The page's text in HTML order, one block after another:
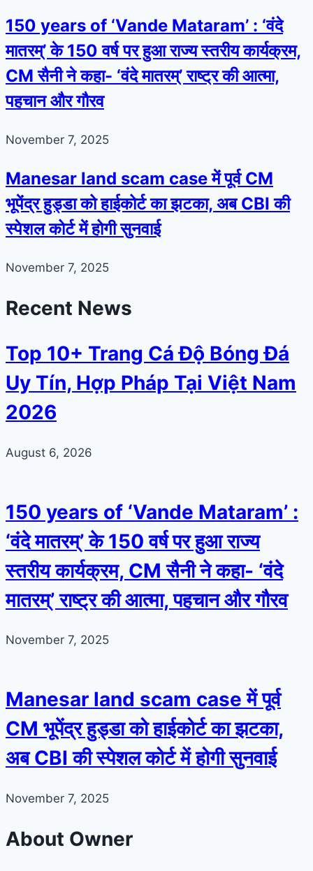
150 years of ‘Vande Mataram’ : ‘वंदे
मातरम्’ के 150 वर्ष पर हुआ राज्य स्तरीय कार्यक्रम,
CM सैनी ने कहा- ‘वंदे मातरम्’ राष्ट्र की आत्मा,
पहचान और गौरव
November 7, 2025
Manesar land scam case में पूर्व CM
भूपेंद्र हुड्डा को हाईकोर्ट का झटका, अब CBI की
स्पेशल कोर्ट में होगी सुनवाई
November 7, 2025
Recent News
Top 10+ Trang Cá Độ Bóng Đá
Uy Tín, Hợp Pháp Tại Việt Nam
2026
August 6, 2026
150 years of ‘Vande Mataram’ :
‘वंदे मातरम्’ के 150 वर्ष पर हुआ राज्य
स्तरीय कार्यक्रम, CM सैनी ने कहा- ‘वंदे
मातरम्’ राष्ट्र की आत्मा, पहचान और गौरव
November 7, 2025
Manesar land scam case में पूर्व
CM भूपेंद्र हुड्डा को हाईकोर्ट का झटका,
अब CBI की स्पेशल कोर्ट में होगी सुनवाई
November 7, 2025
About Owner